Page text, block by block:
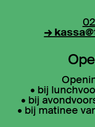
→
• bij
• bij
• bij matinee